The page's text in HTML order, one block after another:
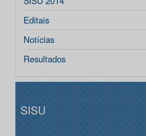
Editais
Notícias
Resultados
SISU